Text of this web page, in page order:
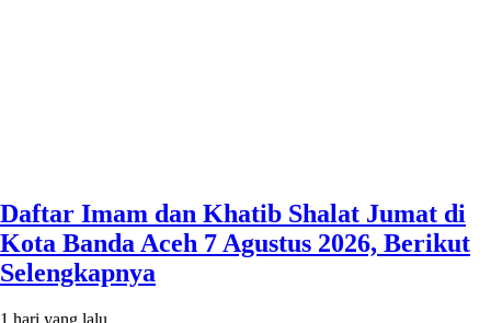
Daftar Imam dan Khatib Shalat Jumat di
Kota Banda Aceh 7 Agustus 2026, Berikut
Selengkapnya